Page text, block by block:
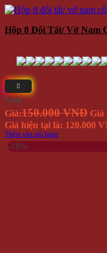
Hộp 8 Đôi Tất/ Vớ Nam
Giá
Giá:150.000 VNĐ Giá
Giá hiện tại là: 120.000
Thêm vào giỏ hàng
-18%